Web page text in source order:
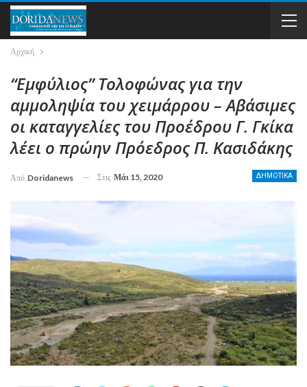
Αρχική
“Εμφύλιος” Τολοφώνας για την
αμμοληψία του χειμάρρου – Αβάσιμες
οι καταγγελίες του Προέδρου Γ. Γκίκα
λέει ο πρώην Πρόεδρος Π. Κασιδάκης
ΔΗΜΟΤΙΚΑ
Από Doridanews Στις Μάι 15, 2020